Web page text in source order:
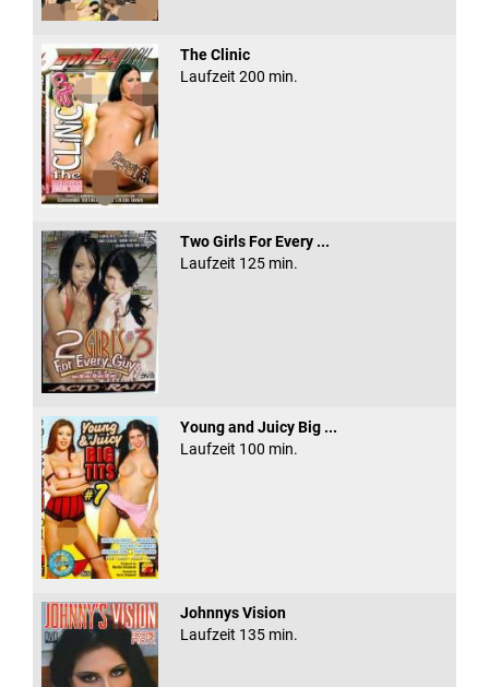
The Clinic
Laufzeit 200 min.
Two Girls For Every ...
Laufzeit 125 min.
Young and Juicy Big ...
Laufzeit 100 min.
Johnnys Vision
Laufzeit 135 min.